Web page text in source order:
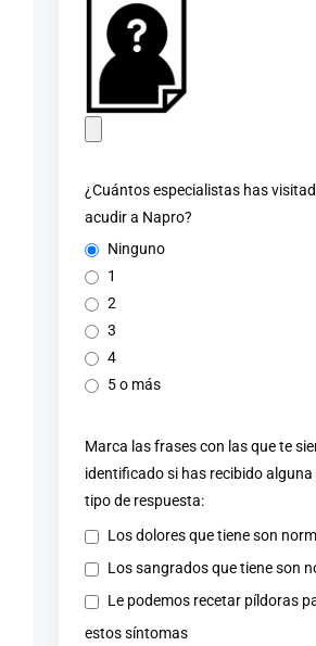
¿Cuántos especialistas has
acudir a Napro?
Ninguno
1
2
3
4
5 o más
Marca las frases con las que te
identificado si has recibido alguna
tipo de respuesta:
Los dolores que tiene son
Los sangrados que tiene son
Le podemos recetar píldoras
estos síntomas